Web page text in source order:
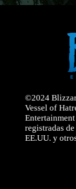
©2024
Vessel of
registradas
EE.UU. y